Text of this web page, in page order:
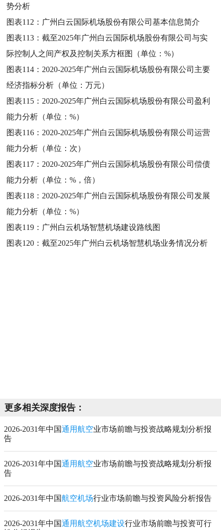
势分析
图表112： 广州白云国际机场股份有限公司基本信息简介
图表113：截至2025年广州白云国际机场股份有限公司与实
际控制人之间产权及控制关系方框图（单位：%）
图表114： 2020-2025年广州白云国际机场股份有限公司主要
经济指标分析（单位：万元）
图表115： 2020-2025年广州白云国际机场股份有限公司盈利
能力分析（单位：%）
图表116： 2020-2025年广州白云国际机场股份有限公司运营
能力分析（单位：次）
图表117： 2020-2025年广州白云国际机场股份有限公司偿债
能力分析（单位：%，倍）
图表118： 2020-2025年广州白云国际机场股份有限公司发展
能力分析（单位：%）
图表119： 广州白云机场智慧机场建设路线图
图表120：截至2025年广州白云机场智慧机场业务情况分析
更多相关深度报告：
2026-2031年中国通用航空业市场前瞻与投资战略规划分析报
告
2026-2031年中国通用航空业市场前瞻与投资战略规划分析报
告
2026-2031年中国航空机场行业市场前瞻与投资风险分析报告
2026-2031年中国通用航空机场建设行业市场前瞻与投资可行